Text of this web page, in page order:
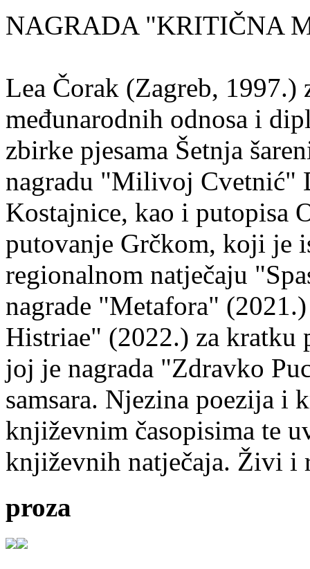
NAGRADA "KRITIČNA
Lea Čorak (Zagreb,
međunarodnih odnosa i
zbirke pjesama Šetnja
nagradu "Milivoj Cvetnić"
Kostajnice, kao i putopisa
putovanje Grčkom, koji je
regionalnom natječaju
nagrade "Metafora"
Histriae" (2022.) za kratku
joj je nagrada "Zdravko
samsara. Njezina poezija i
književnim časopisima te
književnih natječaja. Živi i
proza